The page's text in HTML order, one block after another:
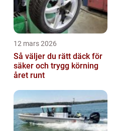
12 mars 2026
Så väljer du rätt däck för
säker och trygg körning
året runt